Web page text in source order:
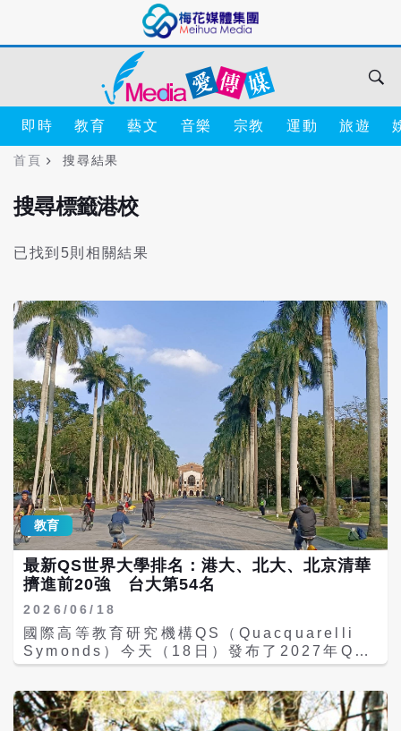
即時 教育 藝文 音樂 宗教 運動 旅遊
首頁 搜尋結果
搜尋標籤港校
已找到5則相關結果
教育
最新QS世界大學排名：港大、北大、北京清華
擠進前20強 台大第54名
2026/06/18
國際高等教育研究機構QS（Quacquarelli
Symonds）今天（18日）發布了2027年QS
世界大學排名，兩岸三地以香港大學第11名最
學第14名；台大第54名。共有5所港校、6所
陸校、1所台校擠進百強。 2027年QS世界大